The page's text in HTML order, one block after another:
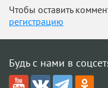
Чтобы оставить
регистрацию
Будь с нами в